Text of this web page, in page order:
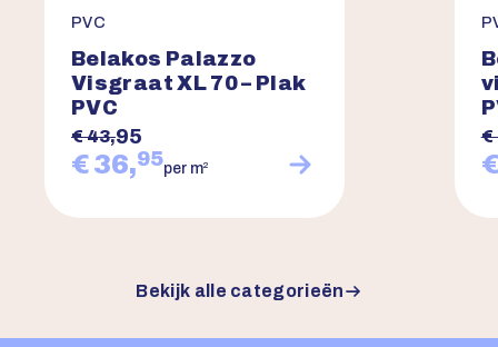
PVC
Belakos Palazzo
Visgraat XL 70 – Plak
PVC
€ 43,95
€ 36,95per m2
€
Bekijk alle categorieën